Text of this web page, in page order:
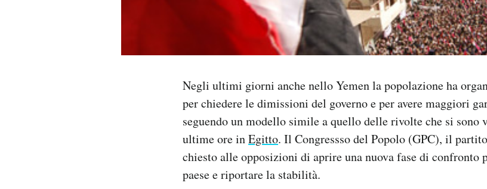
Negli ultimi giorni anche nello Yemen la popolazione ha
per chiedere le dimissioni del governo e per avere maggiori
seguendo un modello simile a quello delle rivolte che si sono
ultime ore inEgitto. Il Congressso del Popolo (GPC), il
chiesto alle opposizioni di aprire una nuova fase di confronto
paese e riportare la stabilità.